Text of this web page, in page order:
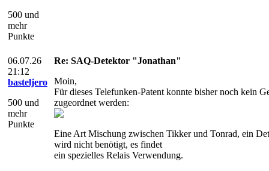
500 und
mehr
Punkte
06.07.26
21:12
basteljero
500 und
mehr
Punkte
Re: SAQ-Detektor "Jonathan"
Moin,
Für dieses Telefunken-Patent konnte bisher noch kein
zugeordnet werden:
Eine Art Mischung zwischen Tikker und Tonrad, ein
wird nicht benötigt, es findet
ein spezielles Relais Verwendung.